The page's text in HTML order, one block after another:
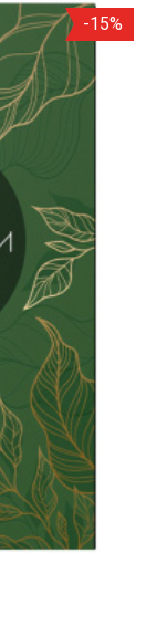
-15%